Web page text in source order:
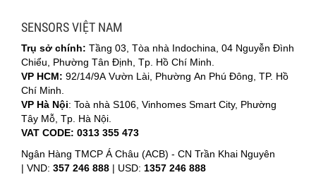
SENSORS VIỆT NAM
Trụ sở chính: Tầng 03, Tòa nhà Indochina, 04 Nguyễn Đình
Chiểu, Phường Tân Định, Tp. Hồ Chí Minh.
VP HCM: 92/14/9A Vườn Lài, Phường An Phú Đông, TP. Hồ
Chí Minh.
VP Hà Nội: Toà nhà S106, Vinhomes Smart City, Phường
Tây Mỗ, Tp. Hà Nội.
VAT CODE: 0313 355 473
Ngân Hàng TMCP Á Châu (ACB) - CN Trần Khai Nguyên
| VND: 357 246 888 | USD: 1357 246 888